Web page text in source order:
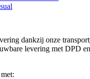
dankzij onze
levering met DPD